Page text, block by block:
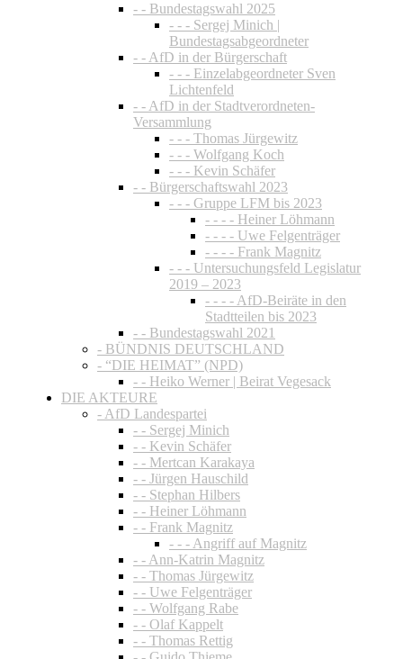
- - Bundestagswahl 2025
- - - Sergej Minich |
Bundestagsabgeordneter
- - AfD in der Bürgerschaft
- - - Einzelabgeordneter Sven
Lichtenfeld
- - AfD in der Stadtverordneten-
Versammlung
- - - Thomas Jürgewitz
- - - Wolfgang Koch
- - - Kevin Schäfer
- - Bürgerschaftswahl 2023
- - - Gruppe LFM bis 2023
- - - - Heiner Löhmann
- - - - Uwe Felgenträger
- - - - Frank Magnitz
- - - Untersuchungsfeld Legislatur
2019 – 2023
- - - - AfD-Beiräte in den
Stadtteilen bis 2023
- - Bundestagswahl 2021
- BÜNDNIS DEUTSCHLAND
- “DIE HEIMAT” (NPD)
- - Heiko Werner | Beirat Vegesack
DIE AKTEURE
- AfD Landespartei
- - Sergej Minich
- - Kevin Schäfer
- - Mertcan Karakaya
- - Jürgen Hauschild
- - Stephan Hilbers
- - Heiner Löhmann
- - Frank Magnitz
- - - Angriff auf Magnitz
- - Ann-Katrin Magnitz
- - Thomas Jürgewitz
- - Uwe Felgenträger
- - Wolfgang Rabe
- - Olaf Kappelt
- - Thomas Rettig